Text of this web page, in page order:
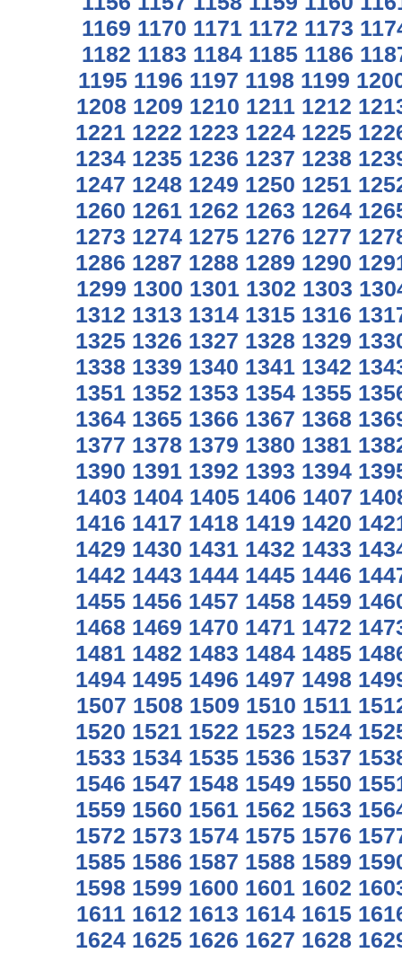
1169 1170 1171 1172 1173
1182 1183 1184 1185 1186
1195 1196 1197 1198 1199
1208 1209 1210 1211 1212
1221 1222 1223 1224 1225
1234 1235 1236 1237 1238
1247 1248 1249 1250 1251
1260 1261 1262 1263 1264
1273 1274 1275 1276 1277
1286 1287 1288 1289 1290
1299 1300 1301 1302 1303
1312 1313 1314 1315 1316
1325 1326 1327 1328 1329
1338 1339 1340 1341 1342
1351 1352 1353 1354 1355
1364 1365 1366 1367 1368
1377 1378 1379 1380 1381
1390 1391 1392 1393 1394
1403 1404 1405 1406 1407
1416 1417 1418 1419 1420
1429 1430 1431 1432 1433
1442 1443 1444 1445 1446
1455 1456 1457 1458 1459
1468 1469 1470 1471 1472
1481 1482 1483 1484 1485
1494 1495 1496 1497 1498
1507 1508 1509 1510 1511
1520 1521 1522 1523 1524
1533 1534 1535 1536 1537
1546 1547 1548 1549 1550
1559 1560 1561 1562 1563
1572 1573 1574 1575 1576
1585 1586 1587 1588 1589
1598 1599 1600 1601 1602
1611 1612 1613 1614 1615
1624 1625 1626 1627 1628